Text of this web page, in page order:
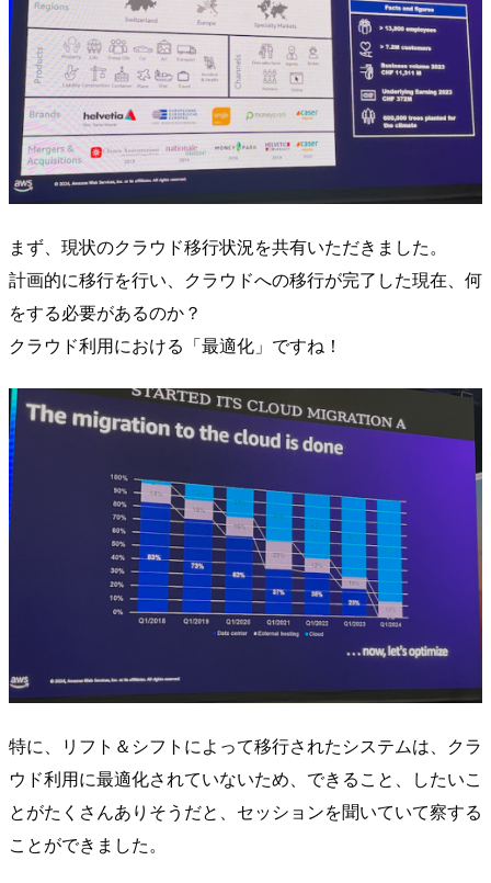
まず、現状のクラウド移行状況を共有いただきました。
計画的に移行を行い、クラウドへの移行が完了した現在、何
をする必要があるのか？
クラウド利用における「最適化」ですね！
特に、リフト＆シフトによって移行されたシステムは、クラ
ウド利用に最適化されていないため、できること、したいこ
とがたくさんありそうだと、セッションを聞いていて察する
ことができました。